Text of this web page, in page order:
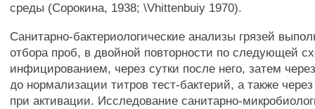
среды (Сорокина, 1938; \Vhittenbuiy 1970).
Санитарно-бактериологические анализы грязей
отбора проб, в двойной повторности по следующей
инфицированием, через сутки после него, затем
до нормализации титров тест-бактерий, а также
при активации. Исследование санитарно-